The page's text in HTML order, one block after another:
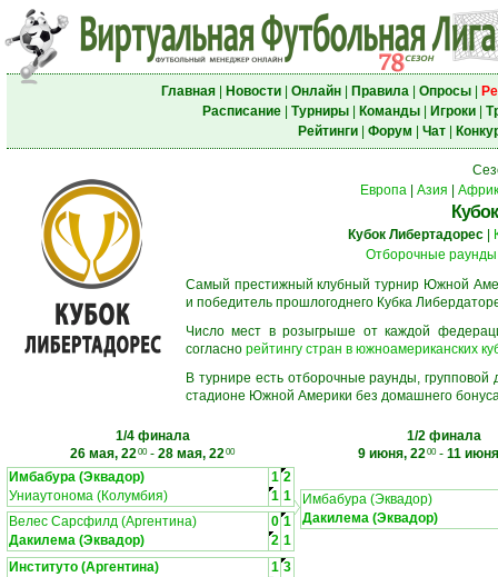
Главная| Новости| Онлайн| Правила| Опросы|
Расписание| Турниры| Команды| Игроки|
Рейтинги| Форум Чат|
Европа| Азия
Кубок Либертадорес
Отборочные раунды
Самый престижный клубный турнир Южной
и победитель прошлогоднего Кубка
Число мест в розыгрыше от каждой
согласно рейтингу стран в южноамериканских
В турнире есть отборочные раунды,
стадионе Южной Америки без домашнего
1/4 финала
26 мая, 2200- 28 мая, 2200
1/2 финала
9 июня, 2200- 11
Имбабура (Эквадор)
1 2
Униаутонома (Колумбия)
1 1
Велес Сарсфилд (Аргентина)
0 1
Дакилема (Эквадор)
2 1
Имбабура (Эквадор)
Дакилема (Эквадор)
Институто (Аргентина) 1 3